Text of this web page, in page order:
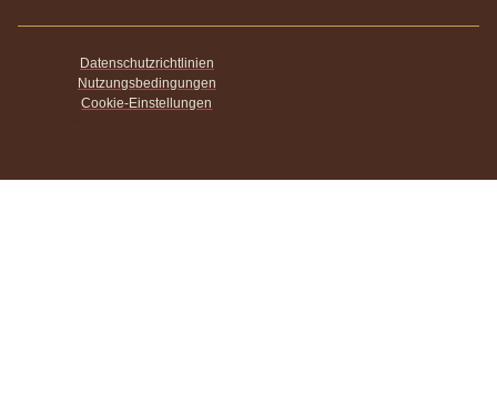
Datenschutzrichtlinien
Nutzungsbedingungen
Cookie-Einstellungen